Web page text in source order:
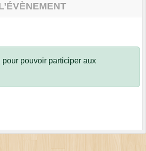
pour pouvoir participer aux